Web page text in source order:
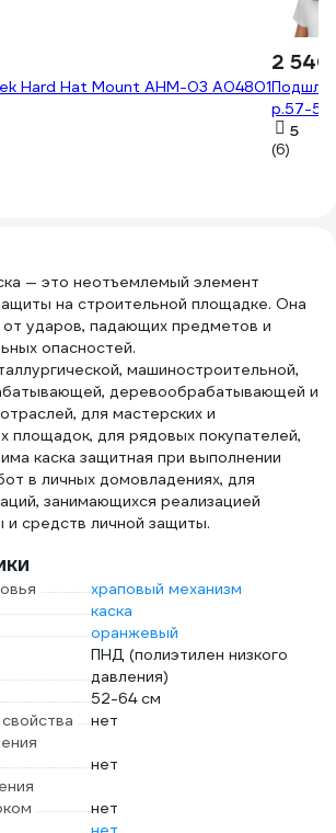
Hard Hat Mount AHM-03 A04801
2
р.57-
5
(6)
— это неотъемлемый элемент
на строительной площадке. Она
ударов, падающих предметов и
опасностей.
машиностроительной,
деревообрабатывающей и
для мастерских и
площадок, для рядовых покупателей,
каска защитная при выполнении
в личных домовладениях, для
занимающихся реализацией
средств личной защиты.
храповый механизм
каска
оранжевый
ПНД (полиэтилен низкого
давления)
52-64 см
нет
нет
нет